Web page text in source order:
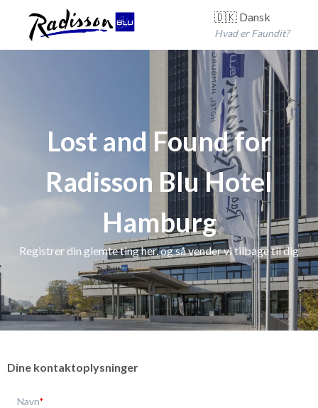
🇩🇰 Dansk
Hvad er Faundit?
Lost and Found for
Radisson Blu Hotel
Hamburg
Registrer din glemte ting her, og så vender vi tilbage til dig
Dine kontaktoplysninger
Navn